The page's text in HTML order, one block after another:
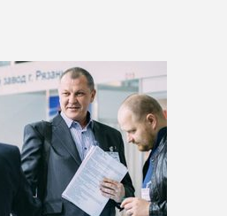
ПЕРЕЙТИ НА